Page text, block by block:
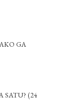
GA
SATU? (24